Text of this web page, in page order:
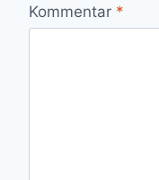
Kommentar *